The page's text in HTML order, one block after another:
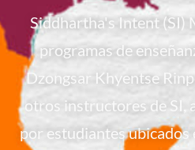
Siddhartha's Intent (SI)
programas de
Dzongsar Khyentse
otros instructores de SI,
por estudiantes ubicados